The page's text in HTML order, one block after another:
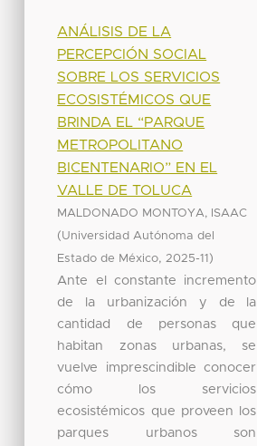
ANÁLISIS DE LA
PERCEPCIÓN SOCIAL
SOBRE LOS SERVICIOS
ECOSISTÉMICOS QUE
BRINDA EL “PARQUE
METROPOLITANO
BICENTENARIO” EN EL
VALLE DE TOLUCA
MALDONADO MONTOYA, ISAAC
(Universidad Autónoma del
Estado de México, 2025-11 )
Ante el constante incremento
de la urbanización y de la
cantidad de personas que
habitan zonas urbanas, se
vuelve imprescindible conocer
cómo los servicios
ecosistémicos que proveen los
parques urbanos son